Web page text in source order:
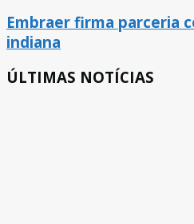
Embraer firma parceria
indiana
ÚLTIMAS NOTÍCIAS